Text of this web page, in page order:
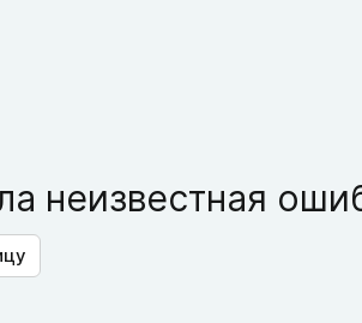
неизвестная